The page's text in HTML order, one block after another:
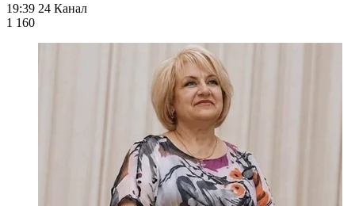
19:39 24 Канал
1 160